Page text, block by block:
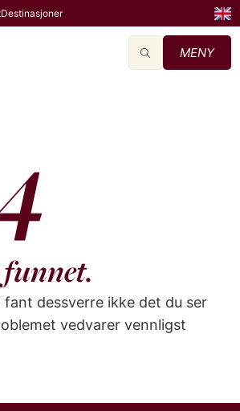
Destinasjoner
MENY
fant dessverre ikke det du ser
vedvarer vennligst